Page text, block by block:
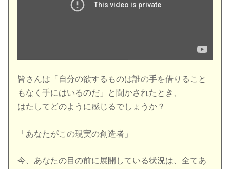
皆さんは「自分の欲するものは誰の手を借りること
もなく手にはいるのだ」と聞かされたとき、
はたしてどのように感じるでしょうか？
「あなたがこの現実の創造者」
今、あなたの目の前に展開している状況は、全てあ